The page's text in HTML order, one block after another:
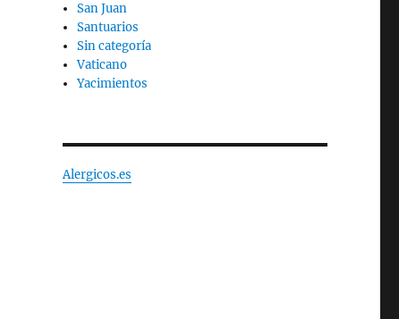
San Juan
Santuarios
Sin categoría
Vaticano
Yacimientos
Alergicos.es